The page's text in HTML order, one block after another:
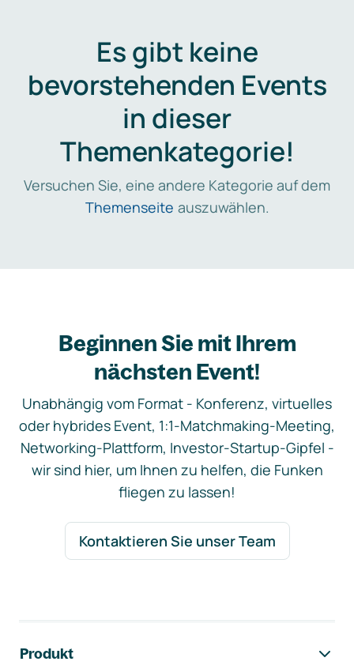
Es gibt keine
bevorstehenden Events
in dieser
Themenkategorie!
Versuchen Sie, eine andere Kategorie auf dem
Themenseite auszuwählen.
Beginnen Sie mit Ihrem
nächsten Event!
Unabhängig vom Format - Konferenz, virtuelles
oder hybrides Event, 1:1-Matchmaking-Meeting,
Networking-Plattform, Investor-Startup-Gipfel -
wir sind hier, um Ihnen zu helfen, die Funken
fliegen zu lassen!
Kontaktieren Sie unser Team
Produkt